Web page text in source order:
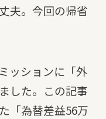
夫。今回の帰省
ッションに「外
した。この記事
「為替差益56万